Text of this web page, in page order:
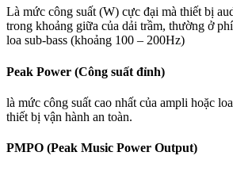
Là mức công suất (W) cực đại mà thiết bị
trong khoảng giữa của dải trầm, thường ở
loa sub-bass (khoảng 100 – 200Hz)
Peak Power (Công suất đỉnh)
là mức công suất cao nhất của ampli hoặc
thiết bị vận hành an toàn.
PMPO (Peak Music Power Output)